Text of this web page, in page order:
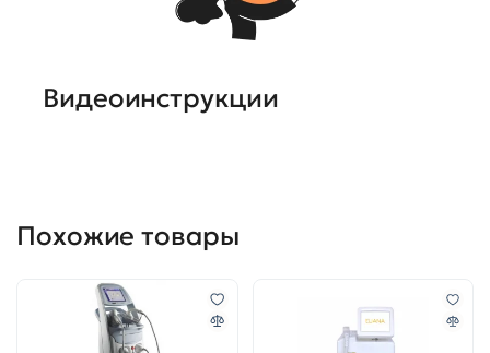
Видеоинструкции
Похожие товары